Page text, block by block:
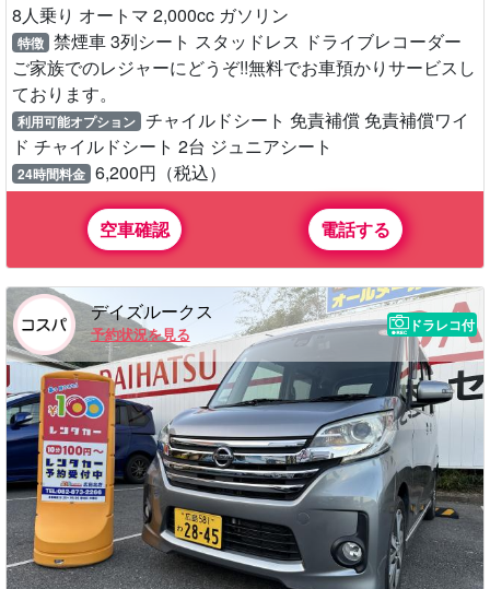
8人乗り オートマ 2,000cc ガソリン
特徴 禁煙車 3列シート スタッドレス ドライブレコーダー
ご家族でのレジャーにどうぞ!!無料でお車預かりサービスし
ております。
利用可能オプション チャイルドシート 免責補償 免責補償ワイ
ド チャイルドシート 2台 ジュニアシート
24時間料金 6,200円（税込）
空車確認 電話する
デイズルークス
予約状況を見る
ドラレコ付